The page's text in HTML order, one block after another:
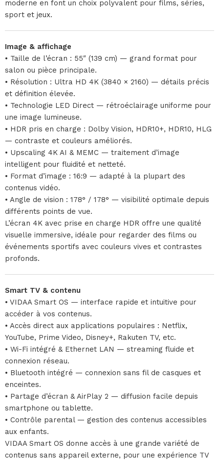
moderne en font un choix polyvalent pour films, séries,
sport et jeux.
Image & affichage
• Taille de l’écran : 55″ (139 cm) — grand format pour
salon ou pièce principale.
• Résolution : Ultra HD 4K (3840 × 2160) — détails précis
et définition élevée.
• Technologie LED Direct — rétroéclairage uniforme pour
une image lumineuse.
• HDR pris en charge : Dolby Vision, HDR10+, HDR10, HLG
— contraste et couleurs améliorés.
• Upscaling 4K AI & MEMC — traitement d’image
intelligent pour fluidité et netteté.
• Format d’image : 16:9 — adapté à la plupart des
contenus vidéo.
• Angle de vision : 178° / 178° — visibilité optimale depuis
différents points de vue.
L’écran 4K avec prise en charge HDR offre une qualité
visuelle immersive, idéale pour regarder des films ou
événements sportifs avec couleurs vives et contrastes
profonds.
Smart TV & contenu
• VIDAA Smart OS — interface rapide et intuitive pour
accéder à vos contenus.
• Accès direct aux applications populaires : Netflix,
YouTube, Prime Video, Disney+, Rakuten TV, etc.
• Wi-Fi intégré & Ethernet LAN — streaming fluide et
connexion réseau.
• Bluetooth intégré — connexion sans fil de casques et
enceintes.
• Partage d’écran & AirPlay 2 — diffusion facile depuis
smartphone ou tablette.
• Contrôle parental — gestion des contenus accessibles
aux enfants.
VIDAA Smart OS donne accès à une grande variété de
contenus sans appareil externe, pour une expérience TV